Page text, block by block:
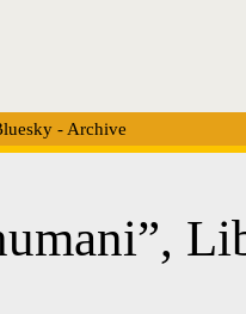
- Archive